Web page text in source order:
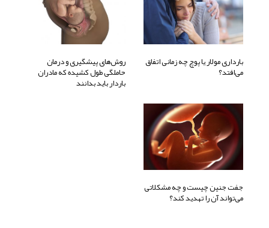
بارداری مولار یا پوچ چه زمانی اتفاق
می‌افتد؟
روش‌های پیشگیری و درمان
حاملگی طول کشیده که مادران
باردار باید بدانند
جفت جنین چیست و چه مشکلاتی
می‌تواند آن را تهدید کند؟